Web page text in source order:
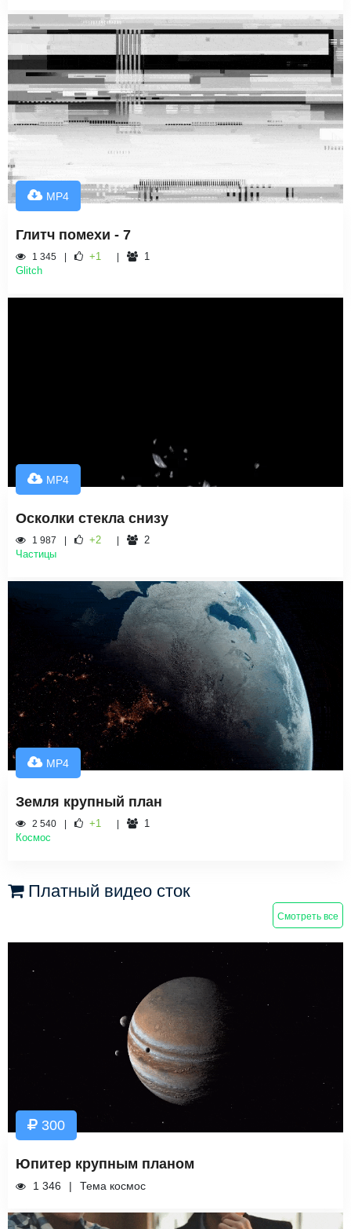
MP4
Глитч помехи - 7
1 345 +1
1
Glitch
MP4
Осколки стекла снизу
1 987 +2
2
Частицы
MP4
Земля крупный план
2 540 +1
1
Космос
Платный видео сток
Смотреть все
300
Юпитер крупным планом
1 346 Тема космос